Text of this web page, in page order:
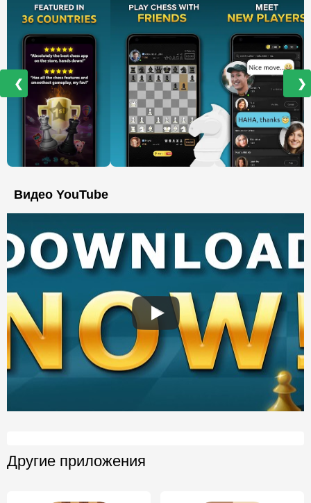
❮ ❯
Видео YouTube
Другие приложения